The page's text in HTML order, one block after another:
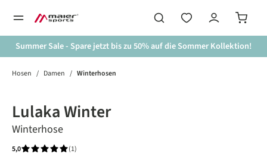
springen
Summer Sale - Spare jetzt bis zu 50% auf die Sommer Kollektion!
Hosen / Damen / Winterhosen
Lulaka Winter
Winterhose
5,0 (1)